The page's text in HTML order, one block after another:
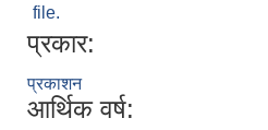
file.
प्रकार:
प्रकाशन
आर्थिक वर्ष: